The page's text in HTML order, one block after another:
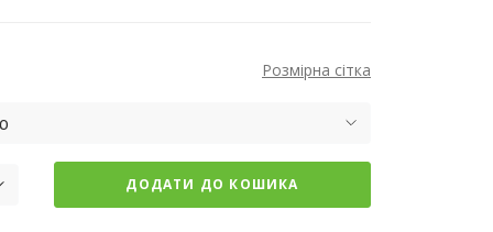
Розмірна сітка
ДОДАТИ ДО КОШИКА